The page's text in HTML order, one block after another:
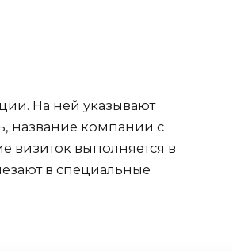
На ней указывают
название компании с
визиток выполняется в
в специальные